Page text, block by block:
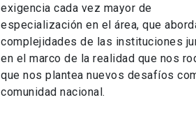
exigencia cada vez mayor de
especialización en el área, que
complejidades de las instituciones
en el marco de la realidad que nos
que nos plantea nuevos desafíos
comunidad nacional.